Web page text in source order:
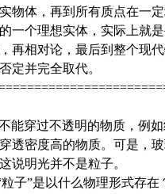
物体，再到所有质点在一
一个理想实体，实际上就
再相对论，最后到整个现
定并完全取代。
穿过不透明的物质，例
透密度高的物质。可是，
说明光并不是粒子。
子”是以什么物理形式存